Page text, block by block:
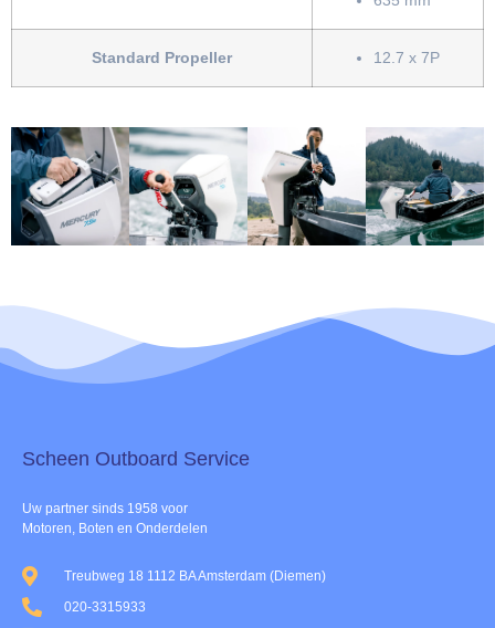
Standard Propeller 12.7 x 7P
Scheen Outboard Service​
Uw partner sinds 1958 voor
Motoren, Boten en Onderdelen
Treubweg 18 1112 BA Amsterdam (Diemen)
020-3315933